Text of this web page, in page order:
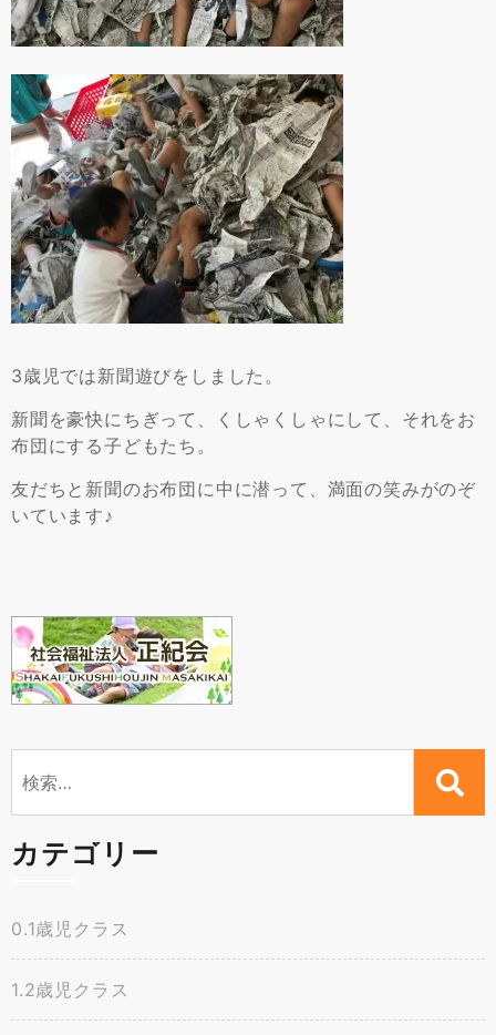
3歳児では新聞遊びをしました。
新聞を豪快にちぎって、くしゃくしゃにして、それをお
布団にする子どもたち。
友だちと新聞のお布団に中に潜って、満面の笑みがのぞ
いています♪
索:
カテゴリー
0.1歳児クラス
1.2歳児クラス